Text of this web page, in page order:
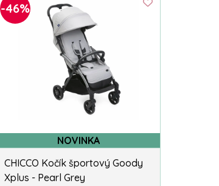
-46%
NOVINKA
CHICCO Kočík športový Goody
Xplus - Pearl Grey